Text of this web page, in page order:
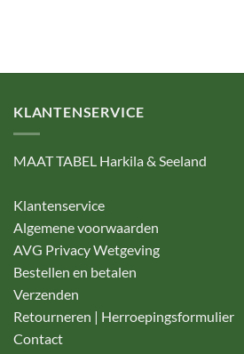
KLANTENSERVICE
MAAT TABEL Harkila & Seeland
Klantenservice
Algemene voorwaarden
AVG Privacy Wetgeving
Bestellen en betalen
Verzenden
Retourneren | Herroepingsformulier
Contact